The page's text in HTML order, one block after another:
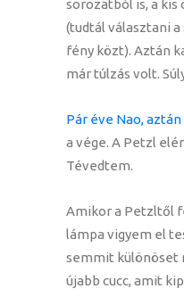
sorozatból is, a
(tudtál választani
fény közt). Aztán
már túlzás volt.
Pár éve Nao, aztán
a vége. A Petzl
Tévedtem.
Amikor a Petzltől
lámpa vigyem el
semmit különöset
újabb cucc, amit